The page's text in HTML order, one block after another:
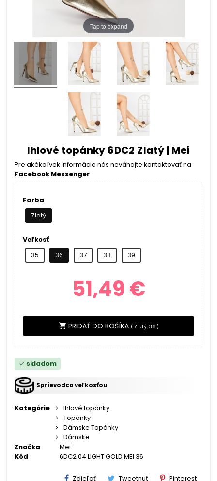
Tap to expand
Ihlové topánky 6DC2 Zlatý | Mei
Pre akékoľvek informácie nás neváhajte kontaktovať na
Facebook Messenger
Farba
Zlatý
Veľkosť
35
36 37 38 39
51,49 €
shopping_cart PRIDAŤ DO KOŠÍKA ( Zlatý, 36 )
check skladom
Sprievodca veľkosťou
Kategórie
Ihlové topánky
Topánky
Dámske Topánky
Dámske
Značka
Mei
Kód
6DC2 04 LIGHT GOLD MEI 36
Zdieľať Tweetnuť Pinterest